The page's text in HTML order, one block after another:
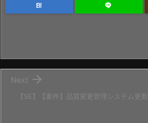
B!
【SE】【案件】品質変更管理システム更新

Next